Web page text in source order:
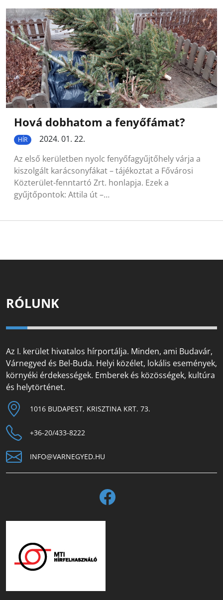
Hová dobhatom a fenyőfámat?
HÍR
2024. 01. 22.
Az első kerületben nyolc fenyőfagyűjtőhely várja a
kiszolgált karácsonyfákat – tájékoztat a Fővárosi
Közterület-fenntartó Zrt. honlapja. Ezek a
gyűjtőpontok: Attila út –…
RÓLUNK
Az I. kerület hivatalos hírportálja. Minden, ami Budavár,
Várnegyed és Bel-Buda. Helyi közélet, lokális események,
környéki érdekességek. Emberek és közösségek, kultúra
és helytörténet.
1016 BUDAPEST, KRISZTINA KRT. 73.
+36-20/433-8222
INFO@VARNEGYED.HU